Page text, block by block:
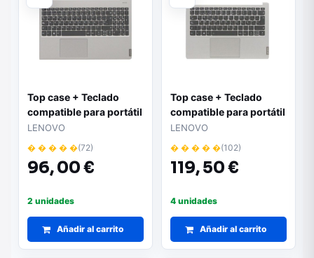
Top case + Teclado
compatible para portátil
LENOVO S340-15ILL
Plata 5CB0S18672
LENOVO
� � � � �(72)
96,00 €
2 unidades
Añadir al carrito
Top case + Teclado
compatible para portátil
LENOVO S540-13IML
Plata Retroiluminado
5CB0W43736
LENOVO
� � � � �(102)
119,50 €
4 unidades
Añadir al carrito